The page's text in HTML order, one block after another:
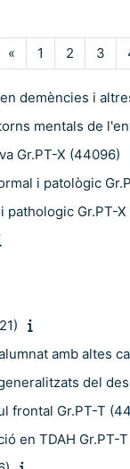
«Pàgina anterior
1 Pàgina 1
2Pàgina 2
3
demències i
mentals de
Gr.PT-X (44096)
i patològic
Gr.PT-
amb altes
del
frontal Gr.PT-T
en TDAH Gr.PT-